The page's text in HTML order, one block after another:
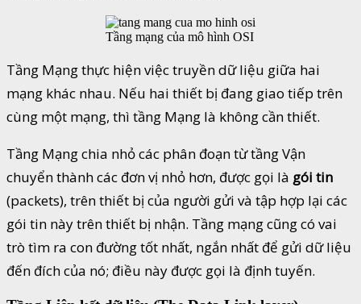
Tầng mạng của mô hình OSI
Tầng Mạng thực hiện việc truyền dữ liệu giữa hai
mạng khác nhau. Nếu hai thiết bị đang giao tiếp trên
cùng một mạng, thì tầng Mạng là không cần thiết.
Tầng Mạng chia nhỏ các phân đoạn từ tầng Vận
chuyển thành các đơn vị nhỏ hơn, được gọi là gói tin
(packets), trên thiết bị của người gửi và tập hợp lại các
gói tin này trên thiết bị nhận. Tầng mạng cũng có vai
trò tìm ra con đường tốt nhất, ngắn nhất để gửi dữ liệu
đến đích của nó; điều này được gọi là định tuyến.